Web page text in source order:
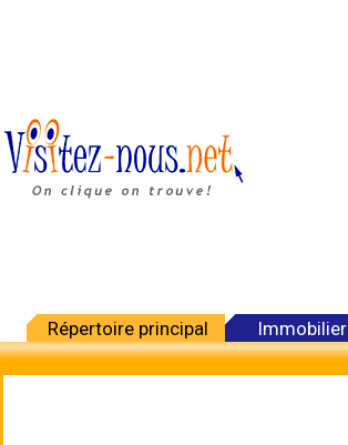
Répertoire principal Immobilier